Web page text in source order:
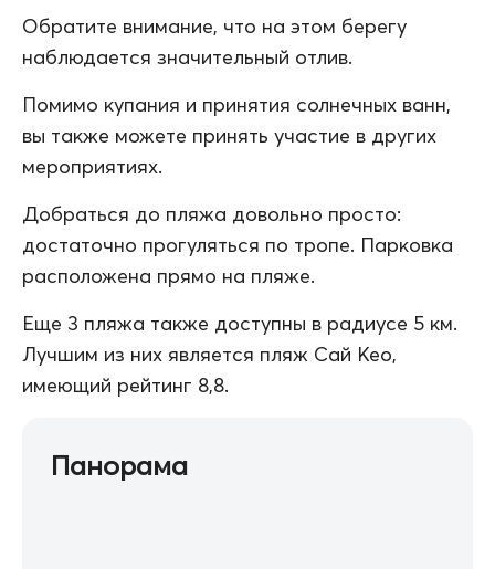
Обратите внимание, что на этом берегу
наблюдается значительный отлив.
Помимо купания и принятия солнечных ванн,
вы также можете принять участие в других
мероприятиях.
Добраться до пляжа довольно просто:
достаточно прогуляться по тропе. Парковка
расположена прямо на пляже.
Еще 3 пляжа также доступны в радиусе 5 км.
Лучшим из них является пляж Сай Кео,
имеющий рейтинг 8,8.
Панорама